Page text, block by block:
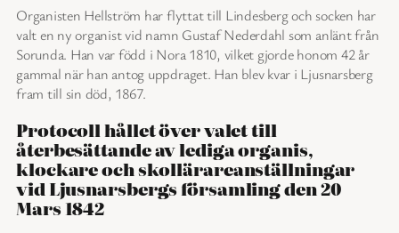
Organisten Hellström har flyttat till Lindesberg och socken har
valt en ny organist vid namn Gustaf Nederdahl som anlänt från
Sorunda. Han var född i Nora 1810, vilket gjorde honom 42 år
gammal när han antog uppdraget. Han blev kvar i Ljusnarsberg
fram till sin död, 1867.
Protocoll hållet över valet till
återbesättande av lediga organis,
klockare och skollärareanställningar
vid Ljusnarsbergs församling den 20
Mars 1842